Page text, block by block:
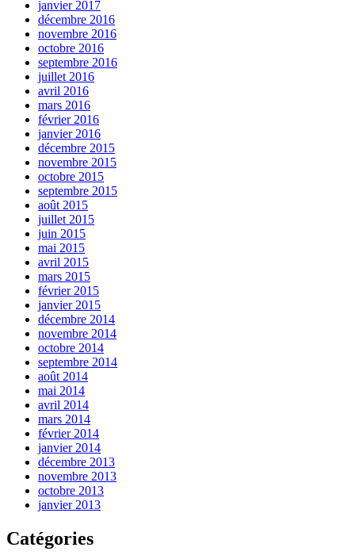
janvier 2017
décembre 2016
novembre 2016
octobre 2016
septembre 2016
juillet 2016
avril 2016
mars 2016
février 2016
janvier 2016
décembre 2015
novembre 2015
octobre 2015
septembre 2015
août 2015
juillet 2015
juin 2015
mai 2015
avril 2015
mars 2015
février 2015
janvier 2015
décembre 2014
novembre 2014
octobre 2014
septembre 2014
août 2014
mai 2014
avril 2014
mars 2014
février 2014
janvier 2014
décembre 2013
novembre 2013
octobre 2013
janvier 2013
Catégories